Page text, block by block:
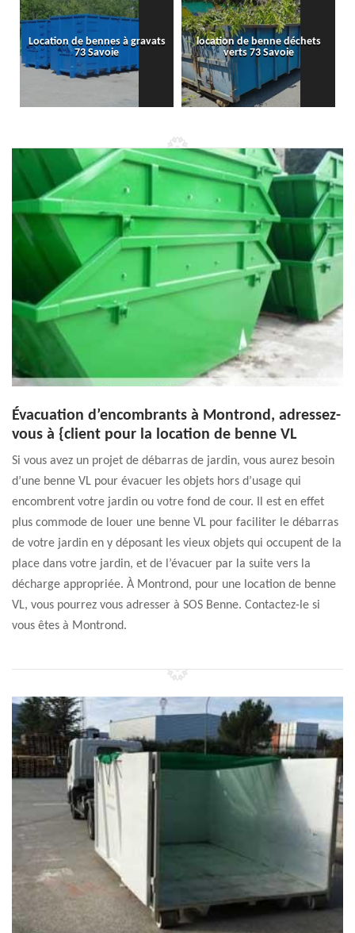
Location de bennes à gravats
73 Savoie
location de benne déchets
verts 73 Savoie
Évacuation d’encombrants à Montrond, adressez-
vous à {client pour la location de benne VL
Si vous avez un projet de débarras de jardin, vous aurez besoin
d’une benne VL pour évacuer les objets hors d’usage qui
encombrent votre jardin ou votre fond de cour. Il est en effet
plus commode de louer une benne VL pour faciliter le débarras
de votre jardin en y déposant les vieux objets qui occupent de la
place dans votre jardin, et de l’évacuer par la suite vers la
décharge appropriée. À Montrond, pour une location de benne
VL, vous pourrez vous adresser à SOS Benne. Contactez-le si
vous êtes à Montrond.